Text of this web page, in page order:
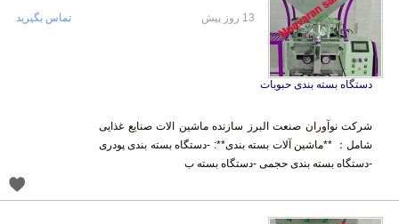
دستگاه بسته بندی حبوبات
شرکت نوآوران صنعت البرز سازنده ماشین الات صنایع غذایی
شامل： **ماشین آلات بسته بندی**: -دستگاه بسته بندی پودری
-دستگاه بسته بندی حجمی -دستگاه بسته ب
13 روز پیش تماس بگیرید